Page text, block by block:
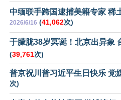
中缅联手跨国逮捕美籍专家 稀
2026/6/16 (41,062次)
于朦胧38岁冥诞！北京出异象
(39,761次)
普京祝川普习近平生日快乐 党
次)